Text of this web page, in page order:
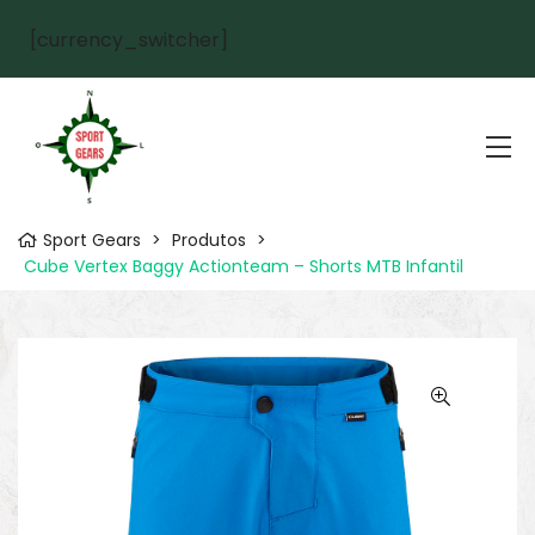
[currency_switcher]
Sport Gears > Produtos >
Cube Vertex Baggy Actionteam – Shorts MTB Infantil